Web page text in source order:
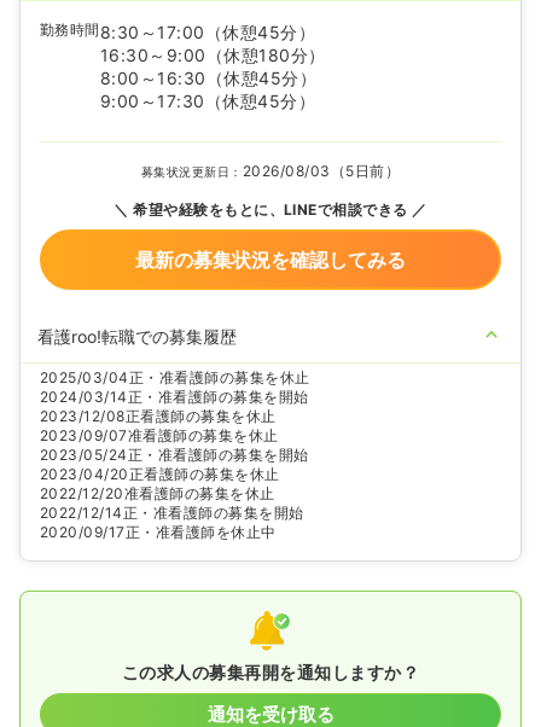
勤務時間 8:30～17:00
（休憩45分）
16:30～9:00
（休憩180分）
8:00～16:30
（休憩45分）
9:00～17:30
（休憩45分）
募集状況更新日： 2026/08/03（5日前）
希望や経験をもとに、LINEで相談できる
最新の募集状況を確認してみる
看護roo!転職での募集履歴
2025/03/04正・准看護師の募集を休止
2024/03/14正・准看護師の募集を開始
2023/12/08正看護師の募集を休止
2023/09/07准看護師の募集を休止
2023/05/24正・准看護師の募集を開始
2023/04/20正看護師の募集を休止
2022/12/20准看護師の募集を休止
2022/12/14正・准看護師の募集を開始
2020/09/17正・准看護師を休止中
この求人の募集再開を通知しますか？
通知を受け取る